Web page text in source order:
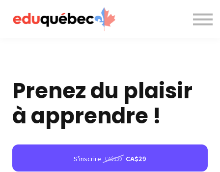
A propos de nous
Nous contacter
Prenez du plaisir
à apprendre !
S'inscrire CA$139 CA$29